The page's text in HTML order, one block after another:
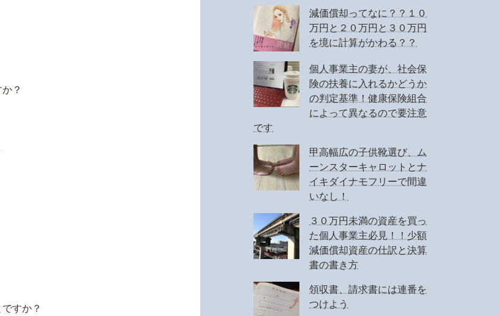
？
すか？
減価償却ってなに？？１０
万円と２０万円と３０万円
を境に計算がかわる？？
個人事業主の妻が、社会保
険の扶養に入れるかどうか
の判定基準！健康保険組合
によって異なるので要注意
です
甲高幅広の子供靴選び、ム
ーンスターキャロットとナ
イキダイナモフリーで間違
いなし！
３０万円未満の資産を買っ
た個人事業主必見！！少額
減価償却資産の仕訳と決算
書の書き方
領収書、請求書には連番を
つけよう